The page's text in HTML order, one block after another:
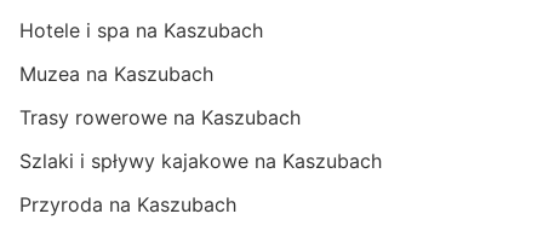
Hotele i spa na Kaszubach
Muzea na Kaszubach
Trasy rowerowe na Kaszubach
Szlaki i spływy kajakowe na Kaszubach
Przyroda na Kaszubach